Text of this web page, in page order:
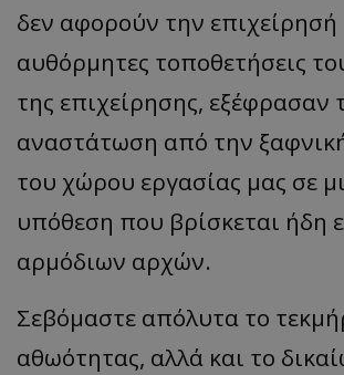
δεν αφορούν την επιχείρησή
αυθόρμητες τοποθετήσεις
της επιχείρησης, εξέφρασαν
αναστάτωση από την
του χώρου εργασίας μας σε
υπόθεση που βρίσκεται ήδη
αρμόδιων αρχών.
Σεβόμαστε απόλυτα το
αθωότητας, αλλά και το